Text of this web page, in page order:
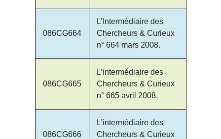
086CG664
L’Intermédiaire des
Chercheurs & Curieux
n° 664 mars 2008.
086CG665
L’intermédiaire des
Chercheurs & Curieux
n° 665 avril 2008.
086CG666
L’intermédiaire des
Chercheurs & Curieux